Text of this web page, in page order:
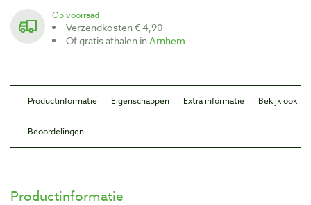
Op voorraad
Verzendkosten € 4,90
Of gratis afhalen inArnhem
Productinformatie Eigenschappen Extra informatie Bekijk ook
Beoordelingen
Productinformatie